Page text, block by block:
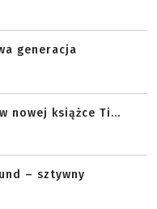
generacja
nowej książce Ti...
– sztywny